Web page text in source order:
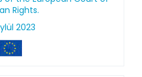
Rights.
2023